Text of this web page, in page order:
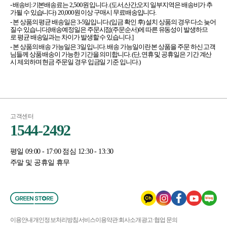
- 배송비:기본배송료는 2,500원 입니다. (도서,산간,오지 일부지역은 배송비가 추
가될 수 있습니다) 20,000원 이상 구매시 무료배송입니다.
- 본 상품의 평균 배송일은 3-5일입니다.(입금 확인 후) 설치 상품의 경우 다소 늦어
질수 있습니다.[배송예정일은 주문시점(주문순서)에 따른 유동성이 발생하므
로 평균 배송일과는 차이가 발생할 수 있습니다.]
- 본 상품의 배송 가능일은 3일 입니다. 배송 가능일이란 본 상품을 주문 하신 고객
님들께 상품 배송이 가능한 기간을 의미합니다. (단, 연휴 및 공휴일은 기간 계산
시 제외하며 현금 주문일 경우 입금일 기준 입니다.)
고객센터
1544-2492
평일 09:00 - 17:00 점심 12:30 - 13:30
주말 및 공휴일 휴무
이용안내개인정보처리방침 서비스이용약관회사소개광고·협업 문의